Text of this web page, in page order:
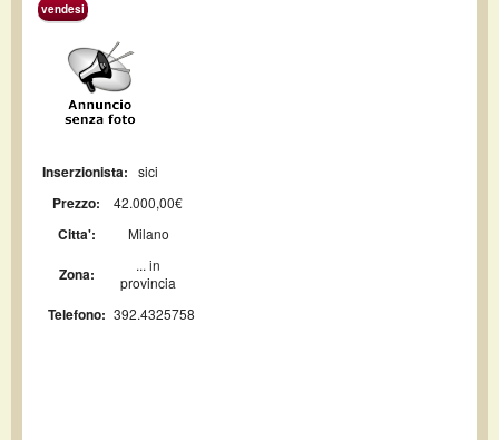
vendesi
Inserzionista: sici
Prezzo: 42.000,00€
Citta': Milano
Zona:
... in
provincia
Telefono: 392.4325758